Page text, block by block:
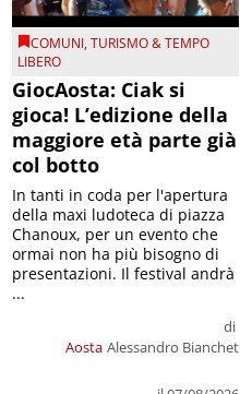
COMUNI,TURISMO & TEMPO
LIBERO
GiocAosta: Ciak si
gioca! L’edizione della
maggiore età parte già
col botto
Aosta
di
Alessandro Bianchet
In tanti in coda per l'apertura
della maxi ludoteca di piazza
Chanoux, per un evento che
ormai non ha più bisogno di
presentazioni. Il festival andrà
...